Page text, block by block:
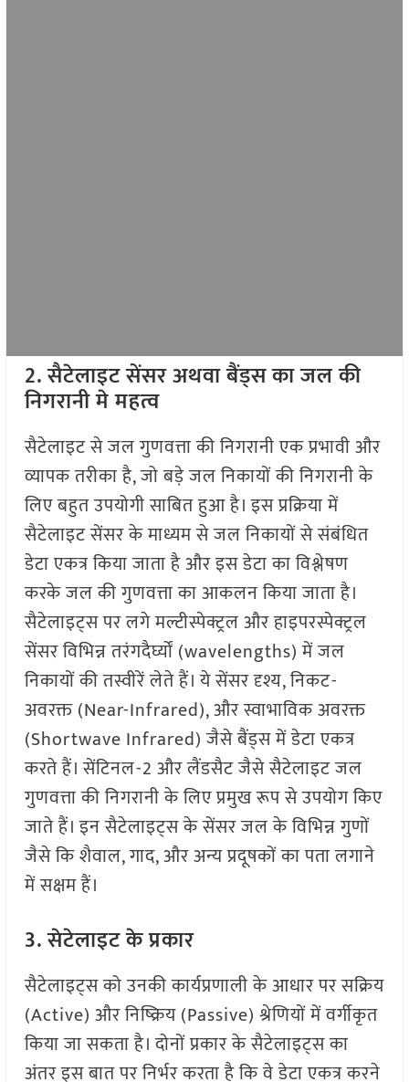
2. सैटेलाइट सेंसर अथवा बैंड्स का जल की
निगरानी मे महत्व
सैटेलाइट से जल गुणवत्ता की निगरानी एक प्रभावी और
व्यापक तरीका है, जो बड़े जल निकायों की निगरानी के
लिए बहुत उपयोगी साबित हुआ है। इस प्रक्रिया में
सैटेलाइट सेंसर के माध्यम से जल निकायों से संबंधित
डेटा एकत्र किया जाता है और इस डेटा का विश्लेषण
करके जल की गुणवत्ता का आकलन किया जाता है।
सैटेलाइट्स पर लगे मल्टीस्पेक्ट्रल और हाइपरस्पेक्ट्रल
सेंसर विभिन्न तरंगदैर्घ्यों (wavelengths) में जल
निकायों की तस्वीरें लेते हैं। ये सेंसर दृश्य, निकट-
अवरक्त (Near-Infrared), और स्वाभाविक अवरक्त
(Shortwave Infrared) जैसे बैंड्स में डेटा एकत्र
करते हैं। सेंटिनल-2 और लैंडसैट जैसे सैटेलाइट जल
गुणवत्ता की निगरानी के लिए प्रमुख रूप से उपयोग किए
जाते हैं। इन सैटेलाइट्स के सेंसर जल के विभिन्न गुणों
जैसे कि शैवाल, गाद, और अन्य प्रदूषकों का पता लगाने
में सक्षम हैं।
3. सेटेलाइट के प्रकार
सैटेलाइट्स को उनकी कार्यप्रणाली के आधार पर सक्रिय
(Active) और निष्क्रिय (Passive) श्रेणियों में वर्गीकृत
किया जा सकता है। दोनों प्रकार के सैटेलाइट्स का
अंतर इस बात पर निर्भर करता है कि वे डेटा एकत्र करने